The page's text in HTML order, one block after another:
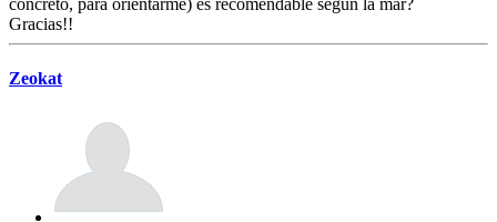
Gracias!!
Zeokat